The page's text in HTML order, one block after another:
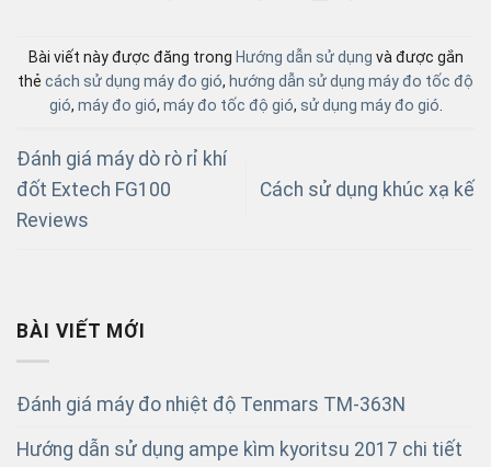
Bài viết này được đăng trong Hướng dẫn sử dụng và được gắn
thẻ cách sử dụng máy đo gió, hướng dẫn sử dụng máy đo tốc độ
gió, máy đo gió, máy đo tốc độ gió, sử dụng máy đo gió.
Đánh giá máy dò rò rỉ khí
đốt Extech FG100
Reviews
Cách sử dụng khúc xạ kế
BÀI VIẾT MỚI
Đánh giá máy đo nhiệt độ Tenmars TM-363N
Hướng dẫn sử dụng ampe kìm kyoritsu 2017 chi tiết